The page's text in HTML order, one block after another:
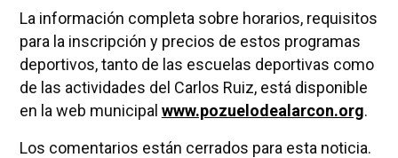
La información completa sobre horarios, requisitos
para la inscripción y precios de estos programas
deportivos, tanto de las escuelas deportivas como
de las actividades del Carlos Ruiz, está disponible
en la web municipal www.pozuelodealarcon.org.
Los comentarios están cerrados para esta noticia.